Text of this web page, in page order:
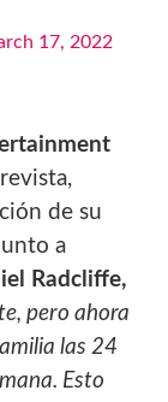
17, 2022
de su
a
Radcliffe,
pero ahora
las 24
Esto